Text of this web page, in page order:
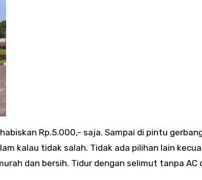
Rp.5.000,- saja. Sampai di pintu
kalau tidak salah. Tidak ada pilihan lain
dan bersih. Tidur dengan selimut tanpa AC